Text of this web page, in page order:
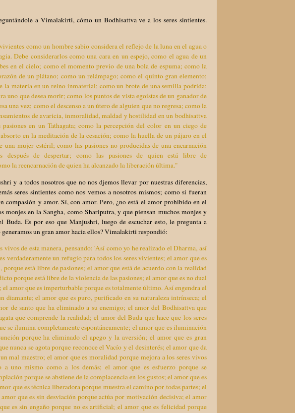
a Vimalakirti, cómo un Bodhisattva ve a los seres sintientes.
como un hombre sabio considera el reflejo de la luna en el agua o
Debe considerarlos como una cara en un espejo, como el agua de un
en el cielo; como el momento previo de una bola de espuma; como la
de un plátano; como un relámpago; como el quinto gran elemento;
la materia en un reino inmaterial; como un brote de una semilla podrida;
uno que desea morir; como los puntos de vista egoístas de un ganador de
una vez; como el descenso a un útero de alguien que no regresa; como la
de avaricia, inmoralidad, maldad y hostilidad en un bodhisattva
en un Tathagata; como la percepción del color en un ciego de
en la meditación de la cesación; como la huella de un pájaro en el
mujer estéril; como las pasiones no producidas de una encarnación
después de despertar; como las pasiones de quien está libre de
la reencarnación de quien ha alcanzado la liberación última."
y a todos nosotros que no nos djemos llevar por nuestras diferencias,
seres sintientes como nos vemos a nosotros mismos; como si fueran
compasión y amor. Sí, con amor. Pero, ¿no está el amor prohibido en el
monjes en la Sangha, como Shariputra, y que piensan muchos monjes y
Es por eso que Manjushri, luego de escuchar esto, le pregunta a
un gran amor hacia ellos? Vimalakirti respondió:
de esta manera, pensando: 'Así como yo he realizado el Dharma, así
verdaderamente un refugio para todos los seres vivientes; el amor que es
está libre de pasiones; el amor que está de acuerdo con la realidad
porque está libre de la violencia de las pasiones; el amor que es no dual
amor que es imperturbable porque es totalmente último. Así engendra el
diamante; el amor que es puro, purificado en su naturaleza intrínseca; el
de santo que ha eliminado a su enemigo; el amor del Bodhisattva que
que comprende la realidad; el amor del Buda que hace que los seres
se ilumina completamente espontáneamente; el amor que es iluminación
porque ha eliminado el apego y la aversión; el amor que es gran
nunca se agota porque reconoce el Vacío y el desinterés; el amor que da
mal maestro; el amor que es moralidad porque mejora a los seres vivos
uno mismo como a los demás; el amor que es esfuerzo porque se
porque se abstiene de la complacencia en los gustos; el amor que es
que es técnica liberadora porque muestra el camino por todas partes; el
que es sin desviación porque actúa por motivación decisiva; el amor
es sin engaño porque no es artificial; el amor que es felicidad porque